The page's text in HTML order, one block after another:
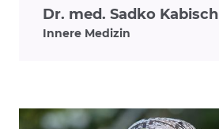
Dr. med. Sadko Kabisch
Innere Medizin